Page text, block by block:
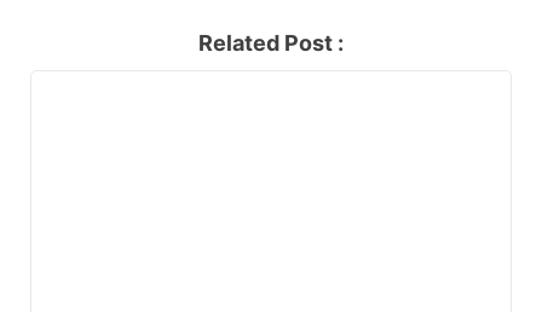
Related Post :